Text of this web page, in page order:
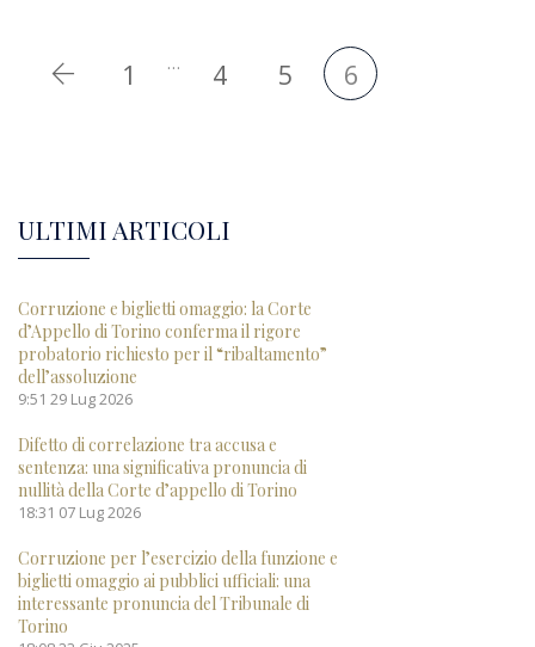
1 … 4 5 6
ULTIMI ARTICOLI
Corruzione e biglietti omaggio: la Corte
d’Appello di Torino conferma il rigore
probatorio richiesto per il “ribaltamento”
dell’assoluzione
9:51 29 Lug 2026
Difetto di correlazione tra accusa e
sentenza: una significativa pronuncia di
nullità della Corte d’appello di Torino
18:31 07 Lug 2026
Corruzione per l’esercizio della funzione e
biglietti omaggio ai pubblici ufficiali: una
interessante pronuncia del Tribunale di
Torino